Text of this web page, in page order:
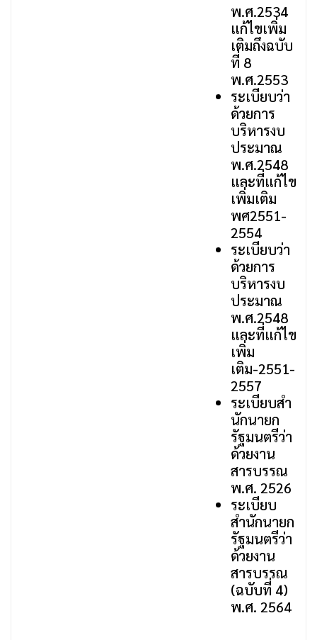
พ.ศ.2534
แก้ไขเพิ่ม
เติมถึงฉบับ
ที่ 8
พ.ศ.2553
ระเบียบว่า
ด้วยการ
บริหารงบ
ประมาณ
พ.ศ.2548
และที่แก้ไข
เพิ่มเติม
พศ2551-
2554
ระเบียบว่า
ด้วยการ
บริหารงบ
ประมาณ
พ.ศ.2548
และที่แก้ไข
เพิ่ม
เติม-2551-
2557
ระเบียบสํา
นักนายก
รัฐมนตรีว่า
ด้วยงาน
สารบรรณ
พ.ศ. 2526
ระเบียบ
สำนักนายก
รัฐมนตรีว่า
ด้วยงาน
สารบรรณ
(ฉบับที่ 4)
พ.ศ. 2564